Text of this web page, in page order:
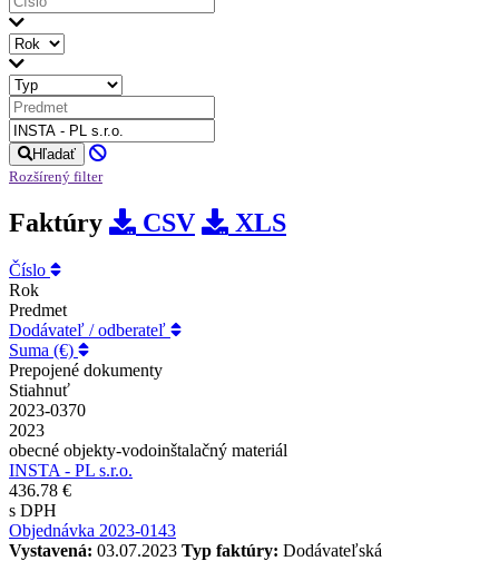
Hľadať
Rozšírený filter
Faktúry CSV XLS
Číslo
Rok
Predmet
Dodávateľ / odberateľ
Suma (€)
Prepojené dokumenty
Stiahnuť
2023-0370
2023
obecné objekty-vodoinštalačný materiál
INSTA - PL s.r.o.
436.78 €
s DPH
Objednávka 2023-0143
Vystavená: 03.07.2023 Typ faktúry: Dodávateľská